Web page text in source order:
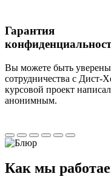
Гарантия
Вы можете быть
сотрудничества с Дист-
курсовой проект
анонимным.
Как мы